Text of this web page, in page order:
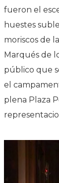
fueron el
huestes
moriscos de
Marqués de
público que
el
plena Plaza